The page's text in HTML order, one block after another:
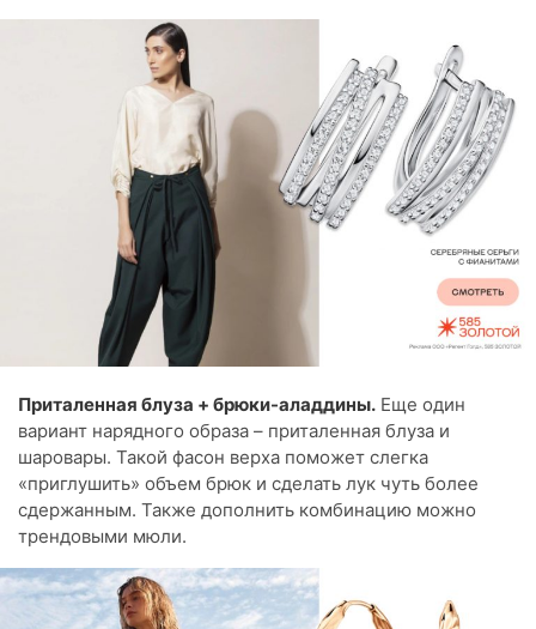
Приталенная блуза + брюки-аладдины. Еще один
вариант нарядного образа – приталенная блуза и
шаровары. Такой фасон верха поможет слегка
«приглушить» объем брюк и сделать лук чуть более
сдержанным. Также дополнить комбинацию можно
трендовыми мюли.